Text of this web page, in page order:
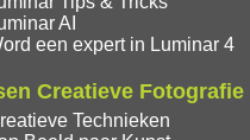
AI
een expert in Luminar 4
Creatieve Fotografie
Technieken